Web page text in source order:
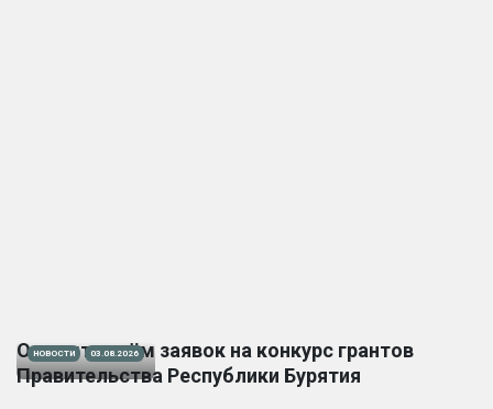
НОВОСТИ 03.08.2026
Открыт приём заявок на конкурс грантов
Правительства Республики Бурятия